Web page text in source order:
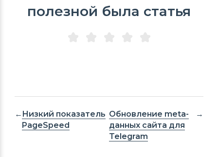
полезной была статья
Низкий показатель
PageSpeed
Обновление meta-
данных сайта для
Telegram